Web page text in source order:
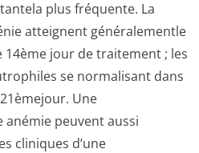
plus fréquente. La
atteignent généralementle
jour de traitement ; les
se normalisant dans
Une
peuvent aussi
cliniques d’une